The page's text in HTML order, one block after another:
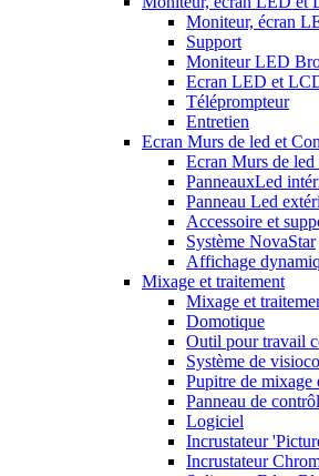
Moniteur, écran
Support
Moniteur LED
Ecran LED et
Téléprompteur
Entretien
Ecran Murs de led et
Ecran Murs de
PanneauxLed
Panneau Led
Accessoire et
Système NovaStar
Affichage
Mixage et traitement
Mixage et
Domotique
Outil pour travail
Système de
Pupitre de mixage
Panneau de
Logiciel
Incrustateur
Incrustateur